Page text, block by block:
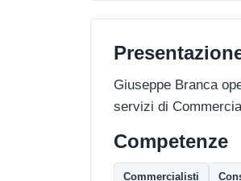
Giuseppe Branca
servizi di
Competenze
Commercialisti